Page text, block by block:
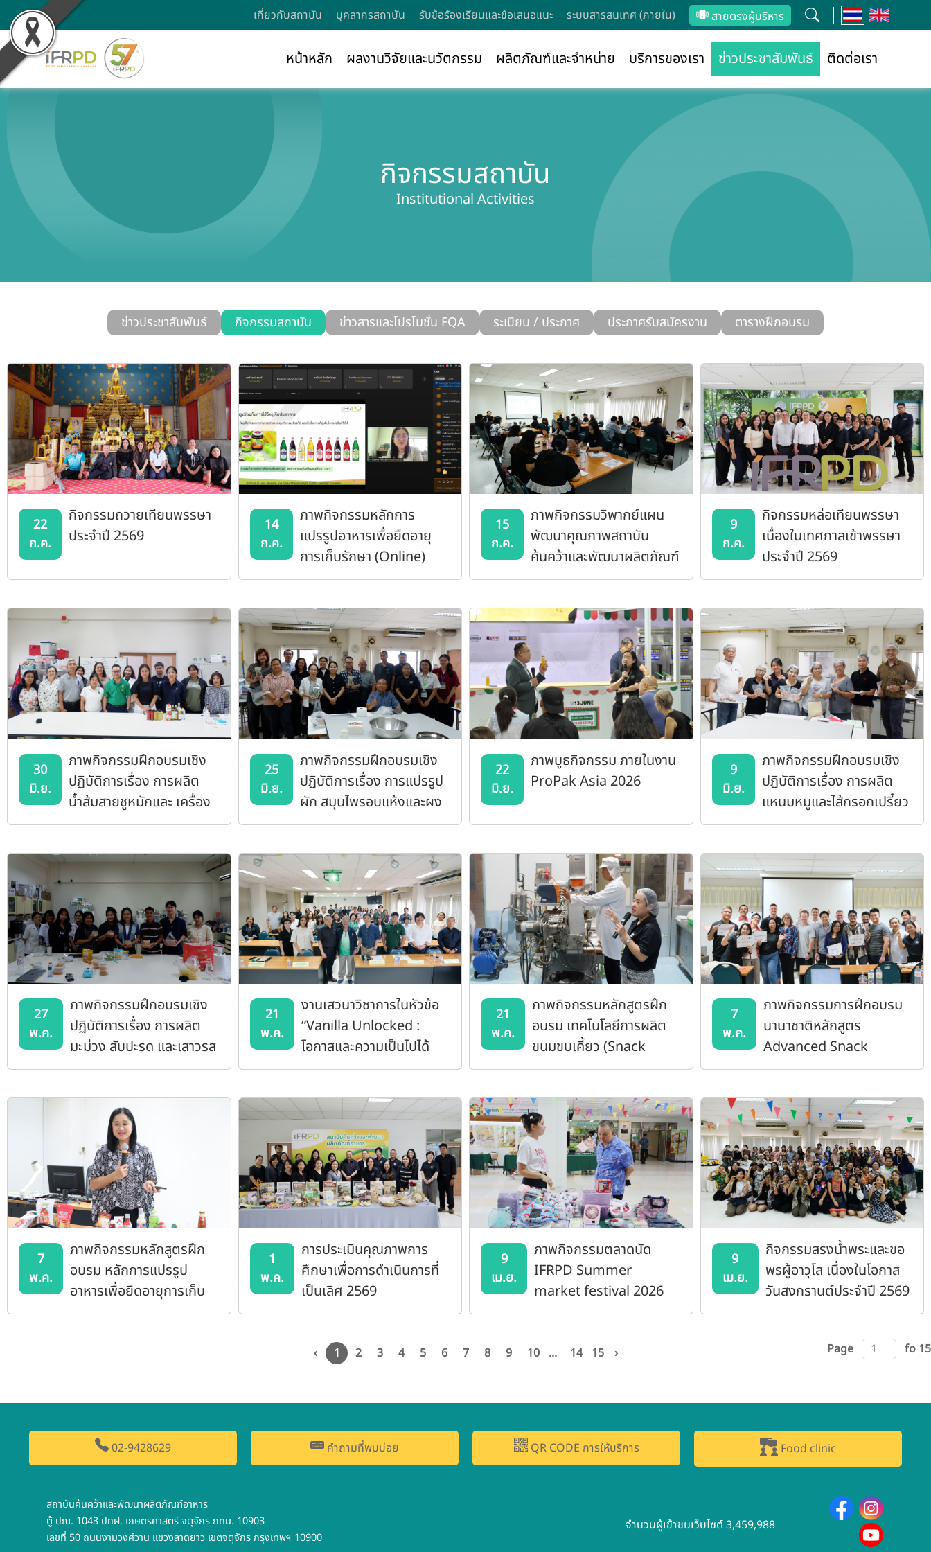
เกี่ยวกับสถาบัน บุคลากรสถาบัน รับข้อร้องเรียนและข้อเสนอแนะ ระบบสารสนเทศ (ภายใน) สายตรงผู้บริหาร
หน้าหลัก ผลงานวิจัยและนวัตกรรม ผลิตภัณฑ์และจำหน่าย บริการของเรา ข่าวประชาสัมพันธ์ ติดต่อเรา
กิจกรรมสถาบัน
Institutional Activities
ข่าวประชาสัมพันธ์ กิจกรรมสถาบัน ข่าวสารและโปรโมชั่น FQA ระเบียบ / ประกาศ ประกาศรับสมัครงาน ตารางฝึกอบรม
22
ก.ค.
กิจกรรมถวายเทียนพรรษา
ประจำปี 2569
14
ก.ค.
ภาพกิจกรรมหลักการ
แปรรูปอาหารเพื่อยืดอายุ
การเก็บรักษา (Online)
15
ก.ค.
ภาพกิจกรรมวิพากย์แผน
พัฒนาคุณภาพสถาบัน
ค้นคว้าและพัฒนาผลิตภัณฑ์
อาหาร
9
ก.ค.
กิจกรรมหล่อเทียนพรรษา
เนื่องในเทศกาลเข้าพรรษา
ประจำปี 2569
30
มิ.ย.
ภาพกิจกรรมฝึกอบรมเชิง
ปฏิบัติการเรื่อง การผลิต
น้ำส้มสายชูหมักและ เครื่อง
ดื่มน้ำส้มสายชูหมักจากผล
25
มิ.ย.
ภาพกิจกรรมฝึกอบรมเชิง
ปฏิบัติการเรื่อง การแปรรูป
ผัก สมุนไพรอบแห้งและผง
พร้อมชงโดยใช้ตู้อบลมร้อน
22
มิ.ย.
ภาพบูธกิจกรรม ภายในงาน
ProPak Asia 2026
9
มิ.ย.
ภาพกิจกรรมฝึกอบรมเชิง
ปฏิบัติการเรื่อง การผลิต
แหนมหมูและไส้กรอกเปรี้ยว
(ไส้กรอกอีสาน)
27
พ.ค.
ภาพกิจกรรมฝึกอบรมเชิง
ปฏิบัติการเรื่อง การผลิต
มะม่วง สับปะรด และเสาวรส
อบแห้ง
21
พ.ค.
งานเสวนาวิชาการในหัวข้อ
“Vanilla Unlocked :
โอกาสและความเป็นไปได้
ของวานิลลาไทย”
21
พ.ค.
ภาพกิจกรรมหลักสูตรฝึก
อบรม เทคโนโลยีการผลิต
ขนมขบเคี้ยว (Snack
Food) และอาหารเช้าธัญ
ด้วยเครื่องเอกซ์ทรูเดอร์
7
พ.ค.
ภาพกิจกรรมการฝึกอบรม
นานาชาติหลักสูตร
Advanced Snack
Extrusion Short Course
7
พ.ค.
ภาพกิจกรรมหลักสูตรฝึก
อบรม หลักการแปรรูป
อาหารเพื่อยืดอายุการเก็บ
รักษา
1
พ.ค.
การประเมินคุณภาพการ
ศึกษาเพื่อการดำเนินการที่
เป็นเลิศ 2569
9
เม.ย.
ภาพกิจกรรมตลาดนัด
IFRPD Summer
market festival 2026
9
เม.ย.
กิจกรรมสรงน้ำพระและขอ
พรผู้อาวุโส เนื่องในโอกาส
วันสงกรานต์ประจำปี 2569
‹ 1 2 3 4 5 6 7 8 9 10 ... 14 15 › Page fo 15
02-9428629 คำถามที่พบบ่อย QR CODE การให้บริการ Food clinic
สถาบันค้นคว้าและพัฒนาผลิตภัณฑ์อาหาร
ตู้ ปณ. 1043 ปทฝ. เกษตรศาสตร์ จตุจักร กทม. 10903
เลขที่ 50 ถนนงามวงศ์วาน แขวงลาดยาว เขตจตุจักร กรุงเทพฯ 10900
จำนวนผู้เข้าชมเว็บไซต์ 3,459,988